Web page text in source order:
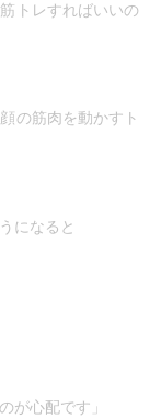
トレすればいいの
の筋肉を動かすト
になると
が心配です」